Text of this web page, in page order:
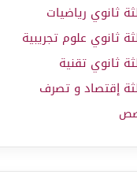
ثانوي رياضيات
ثانوي علوم تجريبية
ثانوي تقنية
إقتصاد و تصرف